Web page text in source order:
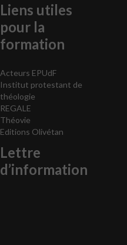
Liens utiles
pour la
formation
Acteurs EPUdF
Institut protestant de
théologie
REGALE
Théovie
Editions Olivétan
Lettre
d’information